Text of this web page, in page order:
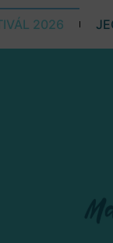
2026